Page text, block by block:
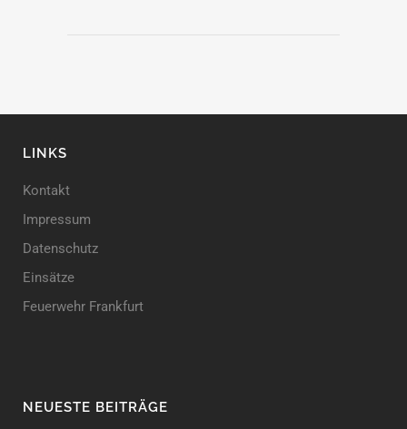
LINKS
Kontakt
Impressum
Datenschutz
Einsätze
Feuerwehr Frankfurt
NEUESTE BEITRÄGE